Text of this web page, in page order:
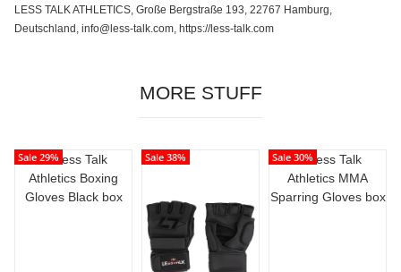
LESS TALK ATHLETICS, Große Bergstraße 193, 22767 Hamburg,
Deutschland, info@less-talk.com, https://less-talk.com
MORE STUFF
Sale 29% Sale 38% Sale 30%